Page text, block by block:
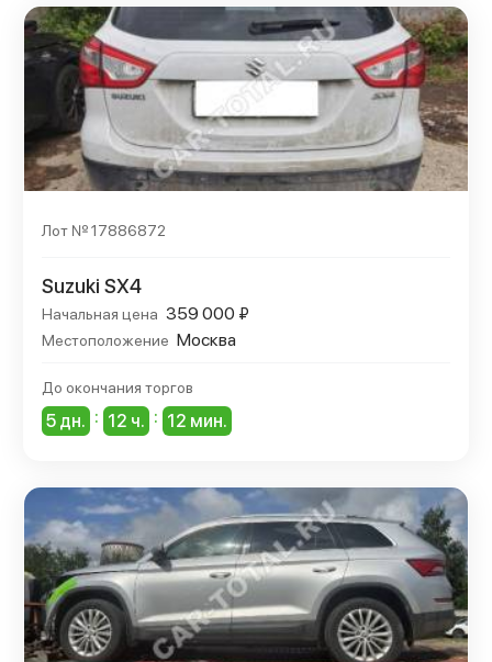
Лот № 17886872
Suzuki SX4
Начальная цена 359 000 ₽
Местоположение Москва
До окончания торгов
5 дн. : 12 ч. : 12 мин.